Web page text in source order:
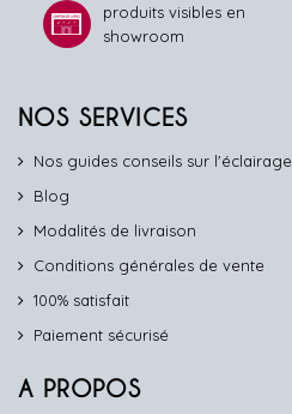
produits visibles en
showroom
NOS SERVICES
Nos guides conseils sur l'éclairage
Blog
Modalités de livraison
Conditions générales de vente
100% satisfait
Paiement sécurisé
A PROPOS